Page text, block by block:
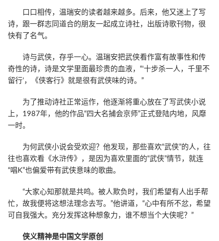
口口相传，温瑞安的读者越来越多。后来，他又迷上了写
诗，跟一群志同道合的朋友一起成立诗社，出版诗歌刊物，很
快有了名气。
诗与武侠，存乎一心。温瑞安把武侠看作富有故事性和传
奇性的诗，诗是文学里面最珍贵的血液，“‘十步杀一人，千里不
留行’，《侠客行》就是很有武侠味的诗。”
为了推动诗社正常运作，他逐渐将重心放在了写武侠小说
上，1987年，他的作品“四大名捕会京师”正式登陆内地，风靡
一时。
为何武侠小说会受欢迎？他发现，那些喜欢“武侠”的人，往
往也喜欢看《水浒传》，是因为喜欢里面的“武侠”情节，就连
“唱K”也偏爱带有武侠意味的歌曲。
“大家心知那就是共鸣。被人欺负时，我们希望有人出手帮
忙，故我便将这想法理念去写。”他讲道，“心中有所不忿，希望
可自我强大。充分发挥这种想象力，谁不想当个大侠呢？”
侠义精神是中国文学原创